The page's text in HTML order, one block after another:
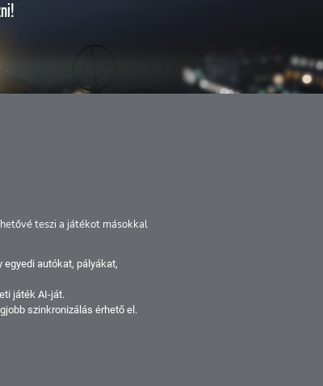
teszi a játékot másokkal
egyedi autókat, pályákat,
játék AI-ját.
szinkronizálás érhető el.